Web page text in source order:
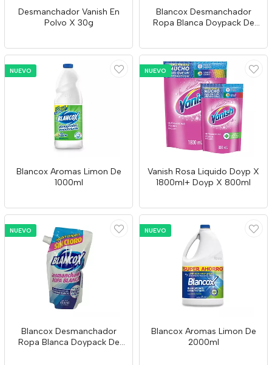
Desmanchador Vanish En
Polvo X 30g
Blancox Desmanchador
Ropa Blanca Doypack De
NUEVO
Blancox Aromas Limon De
1000ml
NUEVO
Vanish Rosa Liquido Doyp X
1800ml+ Doyp X 800ml
NUEVO
Blancox Desmanchador
Ropa Blanca Doypack De
NUEVO
Blancox Aromas Limon De
2000ml